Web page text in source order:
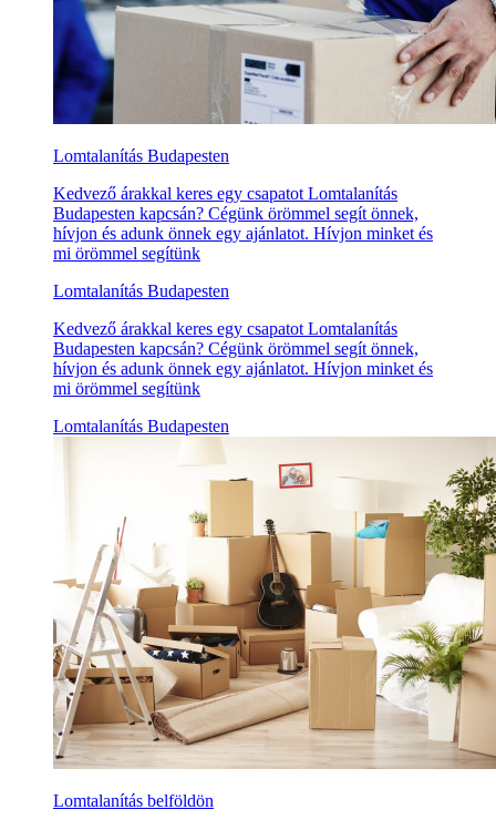
Lomtalanítás Budapesten
Kedvező árakkal keres egy csapatot Lomtalanítás
Budapesten kapcsán? Cégünk örömmel segít önnek,
hívjon és adunk önnek egy ajánlatot. Hívjon minket és
mi örömmel segítünk
Lomtalanítás Budapesten
Kedvező árakkal keres egy csapatot Lomtalanítás
Budapesten kapcsán? Cégünk örömmel segít önnek,
hívjon és adunk önnek egy ajánlatot. Hívjon minket és
mi örömmel segítünk
Lomtalanítás Budapesten
Lomtalanítás belföldön